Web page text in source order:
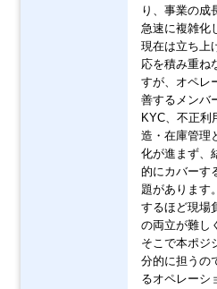
り、事業の成
急速に複雑化
現在は立ち上
応を積み重ね
すが、オペレ
善するメンバ
KYC、不正利
造・在庫管理
化が進まず、
的にカバーす
題があります
するほど現場
の両立が難し
そこで本ポジ
分的に担うの
るオペレーシ